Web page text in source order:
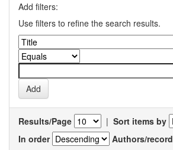
Add filters:
Use filters to refine the search results.
Results/Page | Sort items by
In order
Authors/record